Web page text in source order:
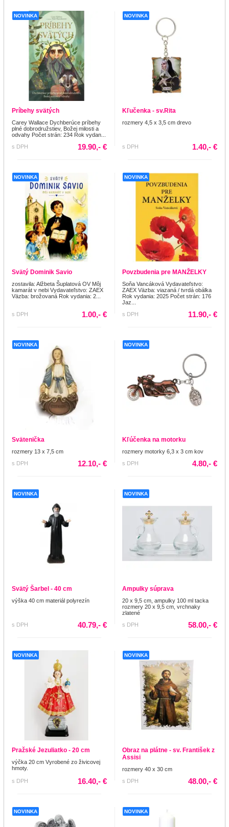
NOVINKA
Príbehy svätých
Carey Wallace Dychberúce príbehy
plné dobrodružstiev, Božej milosti a
odvahy Počet strán: 234 Rok vydan...
s DPH
19.90,- €
NOVINKA
Kľučenka - sv.Rita
rozmery 4,5 x 3,5 cm drevo
s DPH 1.40,- €
NOVINKA
Svätý Dominik Savio
zostavila: Alžbeta Šuplatová OV Môj
kamarát v nebi Vydavateľstvo: ZAEX
Väzba: brožovaná Rok vydania: 2...
s DPH 1.00,- €
NOVINKA
Povzbudenia pre MANŽELKY
Soňa Vancáková Vydavateľstvo:
ZAEX Väzba: viazaná / tvrdá obálka
Rok vydania: 2025 Počet strán: 176
Jaz...
s DPH
11.90,- €
NOVINKA
Svätenička
rozmery 13 x 7,5 cm
s DPH
12.10,- €
NOVINKA
Kľúčenka na motorku
rozmery motorky 6,3 x 3 cm kov
s DPH
4.80,- €
NOVINKA
Svätý Šarbel - 40 cm
výška 40 cm materiál polyrezín
s DPH 40.79,- €
NOVINKA
Ampulky súprava
20 x 9,5 cm, ampulky 100 ml tacka
rozmery 20 x 9,5 cm, vrchnaky
zlatené
s DPH
58.00,- €
NOVINKA
Pražské Jezuliatko - 20 cm
výčka 20 cm Vyrobené zo živicovej
hmoty.
s DPH 16.40,- €
NOVINKA
Obraz na plátne - sv. František z
Assisi
rozmery 40 x 30 cm
s DPH
48.00,- €
NOVINKA NOVINKA